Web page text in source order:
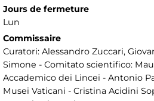
Jours de fermeture
Lun
Commissaire
Curatori: Alessandro Zuccari,
Simone - Comitato scientifico:
Accademico dei Lincei - Antonio
Musei Vaticani - Cristina Acidini